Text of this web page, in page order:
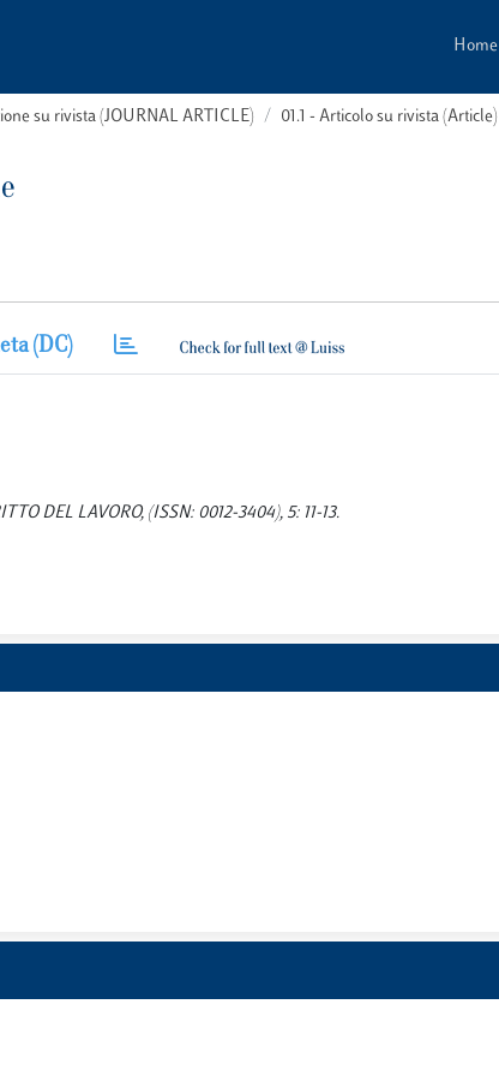
Home
su rivista (JOURNAL ARTICLE) 01.1 - Articolo su rivista (Article)
(DC)
DEL LAVORO, (ISSN: 0012-3404), 5: 11-13.